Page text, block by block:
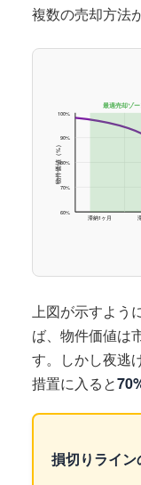
複数の売却方法
物件価値（%）
滞納1ヶ月
60%
70%
80%
90%
100%
最適売却ゾ
上図が示すよう
ば、物件価値は
す。しかし夜逃
措置に入ると
損切りライ